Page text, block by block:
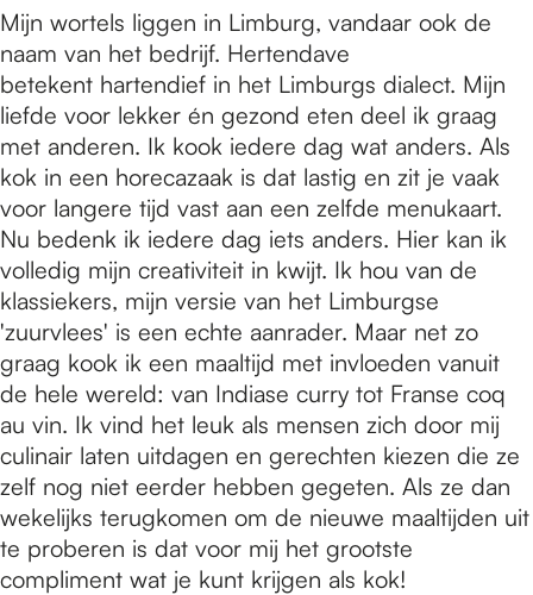
Mijn wortels liggen in Limburg, vandaar ook de
naam van het bedrijf. Hertendave
betekent hartendief in het Limburgs dialect. Mijn
liefde voor lekker én gezond eten deel ik graag
met anderen. Ik kook iedere dag wat anders. Als
kok in een horecazaak is dat lastig en zit je vaak
voor langere tijd vast aan een zelfde menukaart.
Nu bedenk ik iedere dag iets anders. Hier kan ik
volledig mijn creativiteit in kwijt. Ik hou van de
klassiekers, mijn versie van het Limburgse
'zuurvlees' is een echte aanrader. Maar net zo
graag kook ik een maaltijd met invloeden vanuit
de hele wereld: van Indiase curry tot Franse coq
au vin. Ik vind het leuk als mensen zich door mij
culinair laten uitdagen en gerechten kiezen die ze
zelf nog niet eerder hebben gegeten. Als ze dan
wekelijks terugkomen om de nieuwe maaltijden uit
te proberen is dat voor mij het grootste
compliment wat je kunt krijgen als kok!